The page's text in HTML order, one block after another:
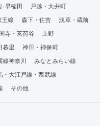
早稲田
戸越・大井町
王線 森下・住吉
浅草・蔵前
寺・茗荷谷
上野
暮里
神田・神保町
線神奈川
みなとみらい線
・大江戸線・西武線
その他